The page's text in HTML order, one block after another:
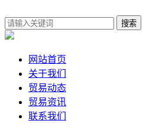
搜索
网站首页
关于我们
贸易动态
贸易资讯
联系我们